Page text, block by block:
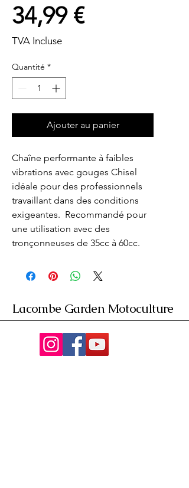
34,99 €Prix
TVA Incluse
Quantité *
Ajouter au panier
Chaîne performante à faibles
vibrations avec gouges Chisel
idéale pour des professionnels
travaillant dans des conditions
exigeantes.  Recommandé pour
une utilisation avec des
tronçonneuses de 35cc à 60cc.
Lacombe Garden Motoculture